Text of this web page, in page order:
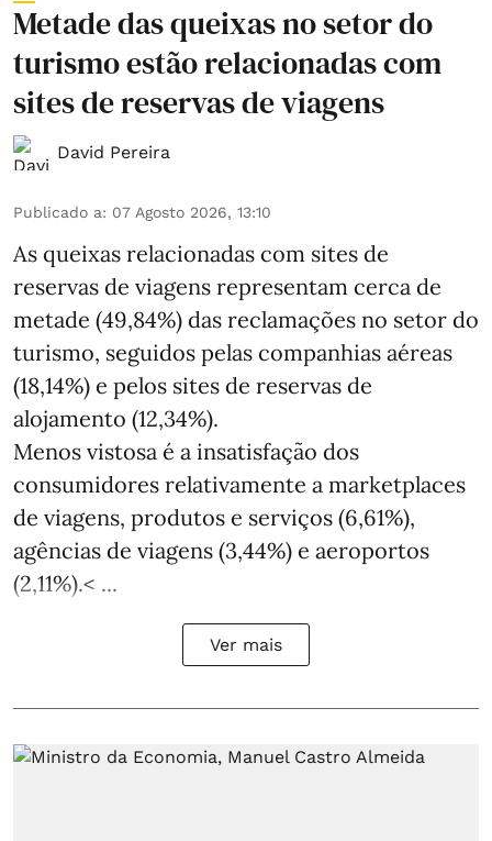
Metade das queixas no setor do
turismo estão relacionadas com
sites de reservas de viagens
David Pereira
Publicado a: 07 Agosto 2026, 13:10
As queixas relacionadas com sites de
reservas de viagens representam cerca de
metade (49,84%) das reclamações no setor do
turismo, seguidos pelas companhias aéreas
(18,14%) e pelos sites de reservas de
alojamento (12,34%).
Menos vistosa é a insatisfação dos
consumidores relativamente a marketplaces
de viagens, produtos e serviços (6,61%),
agências de viagens (3,44%) e aeroportos
(2,11%).< ...
Ver mais